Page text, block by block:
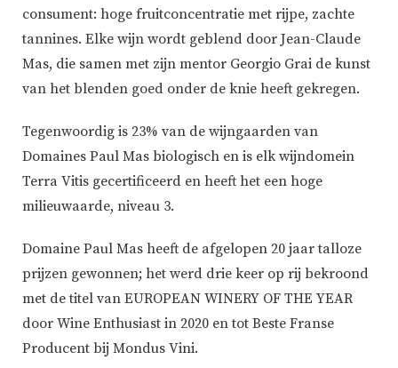
consument: hoge fruitconcentratie met rijpe, zachte
tannines. Elke wijn wordt geblend door Jean-Claude
Mas, die samen met zijn mentor Georgio Grai de kunst
van het blenden goed onder de knie heeft gekregen.
Tegenwoordig is 23% van de wijngaarden van
Domaines Paul Mas biologisch en is elk wijndomein
Terra Vitis gecertificeerd en heeft het een hoge
milieuwaarde, niveau 3.
Domaine Paul Mas heeft de afgelopen 20 jaar talloze
prijzen gewonnen; het werd drie keer op rij bekroond
met de titel van EUROPEAN WINERY OF THE YEAR
door Wine Enthusiast in 2020 en tot Beste Franse
Producent bij Mondus Vini.